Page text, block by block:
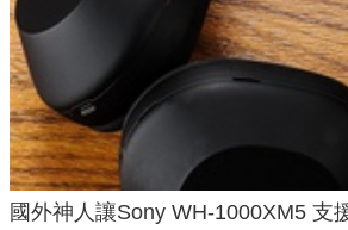
國外神人讓Sony WH-1000XM5 支